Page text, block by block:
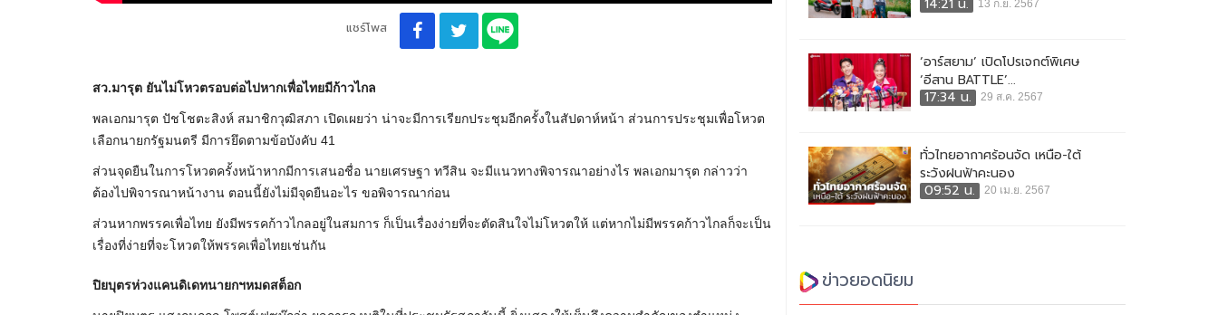
แชร์โพส
สว.มารุต ยันไม่โหวตรอบต่อไปหากเพื่อไทยมีก้าวไกล
พลเอกมารุต ปัชโชตะสิงห์ สมาชิกวุฒิสภา เปิดเผยว่า น่าจะมีการเรียกประชุมอีกครั้งในสัปดาห์หน้า ส่วนการประชุมเพื่อโหวต
เลือกนายกรัฐมนตรี มีการยึดตามข้อบังคับ 41
ส่วนจุดยืนในการโหวตครั้งหน้าหากมีการเสนอชื่อ นายเศรษฐา ทวีสิน จะมีแนวทางพิจารณาอย่างไร พลเอกมารุต กล่าวว่า
ต้องไปพิจารณาหน้างาน ตอนนี้ยังไม่มีจุดยืนอะไร ขอพิจารณาก่อน
ส่วนหากพรรคเพื่อไทย ยังมีพรรคก้าวไกลอยู่ในสมการ ก็เป็นเรื่องง่ายที่จะตัดสินใจไม่โหวตให้ แต่หากไม่มีพรรคก้าวไกลก็จะเป็น
เรื่องที่ง่ายที่จะโหวตให้พรรคเพื่อไทยเช่นกัน
ปิยบุตรห่วงแคนดิเดทนายกฯหมดสต็อก
14:21 น.
13 ก.ย. 2567
‘อาร์สยาม’ เปิดโปรเจกต์พิเศษ
‘อีสาน BATTLE’...
17:34 น.
29 ส.ค. 2567
ทั่วไทยอากาศร้อนจัด เหนือ-ใต้
ระวังฝนฟ้าคะนอง
09:52 น.
20 เม.ย. 2567
ข่าวยอดนิยม